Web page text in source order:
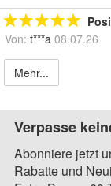
Von: t***a 08.07.26
Mehr...
Verpasse
Abonniere jetzt
Rabatte und